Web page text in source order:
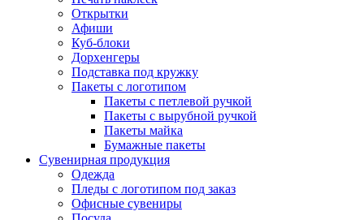
Открытки
Афиши
Куб-блоки
Дорхенгеры
Подставка под кружку
Пакеты с логотипом
Пакеты с петлевой ручкой
Пакеты с вырубной ручкой
Пакеты майка
Бумажные пакеты
Сувенирная продукция
Одежда
Пледы с логотипом под заказ
Офисные сувениры